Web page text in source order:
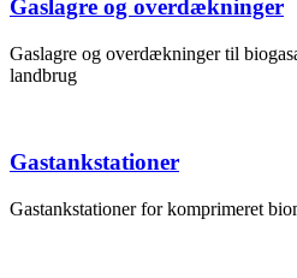
Gaslagre og overdækninger
Gaslagre og overdækninger til
landbrug
Gastankstationer
Gastankstationer for komprimeret